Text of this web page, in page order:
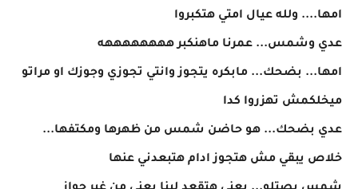
امها.... ولله عيال امتي هتكبروا
عدي وشمس... عمرنا ماهنكبر ههههههههه
امها... بضحك... مابكره يتجوز وانتي تجوزي وجوزك او مراتو
ميخلكمش تهزروا كدا
عدي بضحك... هو حاضن شمس من ظهرها ومكتفها...
خلاص يبقي مش هتجوز ادام هتبعدني عنها